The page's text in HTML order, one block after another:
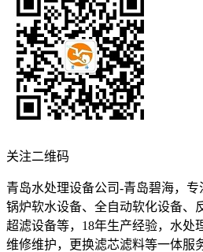
关注二维码
青岛水处理设备公司-青岛碧海，专
锅炉软水设备、全自动软化设备、
超滤设备等，18年生产经验，水处
维修维护，更换滤芯滤料等一体服